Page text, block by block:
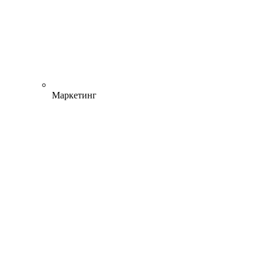
Маркетинг